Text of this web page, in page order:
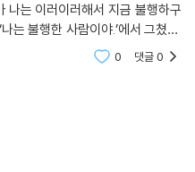
나는 이러이러해서 지금 불행하구
는 불행한 사람이야.’에서 그쳤다.
때 한탄만 할 것이 아니라 불행을
0 댓글0